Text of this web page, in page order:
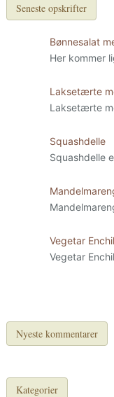
Seneste opskrifter
Bønnesalat
Her kommer
Laksetærte
Laksetærte
Squashdelle
Squashdelle
Vegetar
Vegetar
Nyeste kommentarer
Kategorier